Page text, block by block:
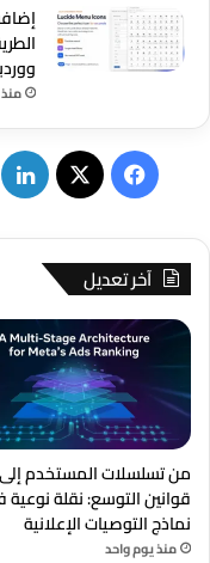
فيسبوك
‫X
آخر تعديل
من تسلسلات المستخدم إلى
قوانين التوسع: نقلة
نماذج التوصيات الإعلانية
منذ يوم واحد